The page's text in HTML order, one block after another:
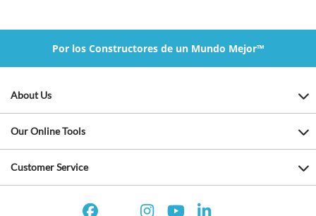
Por los Constructores de un Mundo Mejor™
About Us
Our Online Tools
Customer Service